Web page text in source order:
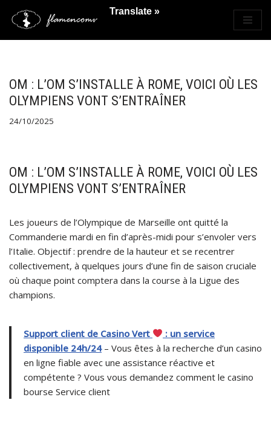
Saltar
OM : L’OM S’INSTALLE À ROME, VOICI OÙ LES
OLYMPIENS VONT S’ENTRAÎNER
24/10/2025
OM : L’OM S’INSTALLE À ROME, VOICI OÙ LES
OLYMPIENS VONT S’ENTRAÎNER
Les joueurs de l’Olympique de Marseille ont quitté la
Commanderie mardi en fin d’après-midi pour s’envoler vers
l’Italie. Objectif : prendre de la hauteur et se recentrer
collectivement, à quelques jours d’une fin de saison cruciale
où chaque point comptera dans la course à la Ligue des
champions.
Support client de Casino Vert
: un service
disponible 24h/24– Vous êtes à la recherche d’un casino
en ligne fiable avec une assistance réactive et
compétente ? Vous vous demandez comment le casino
bourse Service client
Translate »